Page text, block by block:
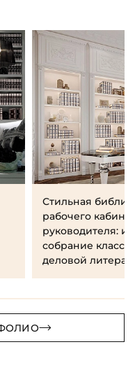
Стильная
рабочего
руководителя:
собрание
деловой